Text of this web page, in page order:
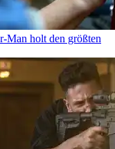
Man holt den größten